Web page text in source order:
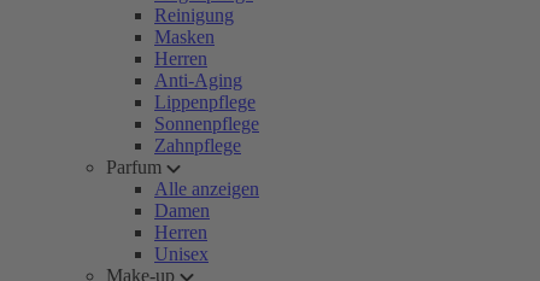
Reinigung
Masken
Herren
Anti-Aging
Lippenpflege
Sonnenpflege
Zahnpflege
Parfum
Alle anzeigen
Damen
Herren
Unisex
Make-up